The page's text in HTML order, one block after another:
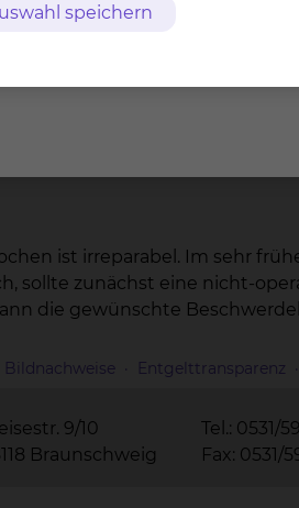
Bedeutung zu. Da
wird ein klassisches
ist irreparabel. Im sehr
sollte zunächst eine nicht-
die gewünschte
Bildnachweise Entgelttransparenz
9/10
Braunschweig
Tel.: 0531/
Fax: 0531/
speichern